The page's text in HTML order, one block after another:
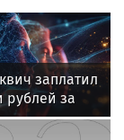
заплатил
рублей за
Москве